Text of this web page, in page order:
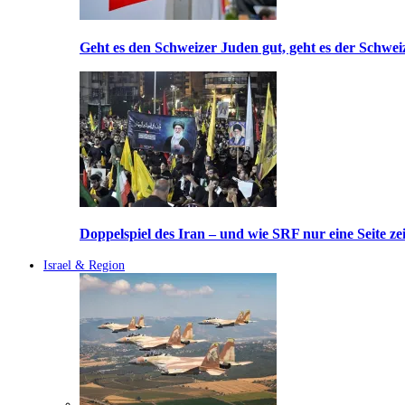
Geht es den Schweizer Juden gut, geht es der
Doppelspiel des Iran – und wie SRF nur eine Seite
Israel & Region